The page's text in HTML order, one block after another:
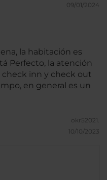
09/01/2024
la habitación es
Perfecto, la atención
check inn y check out
en general es un
okr52021.
10/10/2023